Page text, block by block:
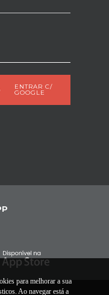
ENTRAR C/
GOOGLE
para melhorar a sua
Ao navegar está a